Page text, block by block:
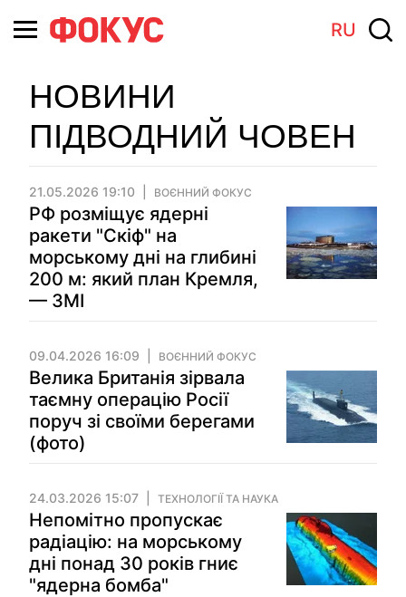
RU
НОВИНИ
ПІДВОДНИЙ ЧОВЕН
21.05.2026 19:10 ВОЄННИЙ ФОКУС
РФ розміщує ядерні
ракети "Скіф" на
морському дні на глибині
200 м: який план Кремля,
— ЗМІ
09.04.2026 16:09 ВОЄННИЙ ФОКУС
Велика Британія зірвала
таємну операцію Росії
поруч зі своїми берегами
(фото)
24.03.2026 15:07 ТЕХНОЛОГІЇ ТА НАУКА
Непомітно пропускає
радіацію: на морському
дні понад 30 років гниє
"ядерна бомба"